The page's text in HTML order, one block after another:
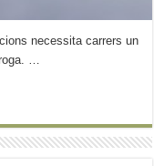
necessita carrers un
…